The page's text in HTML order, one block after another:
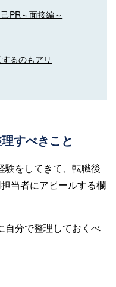
PR～面接編～
るのもアリ
すべきこと
験をしてきて、転職後
当者にアピールする欄
自分で整理しておくべ